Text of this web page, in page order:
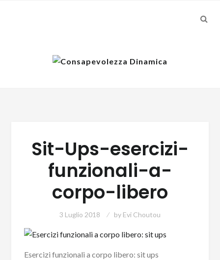
Sit-Ups-esercizi-
funzionali-a-
corpo-libero
3 Luglio 2018 by Evi Choutou
Esercizi funzionali a corpo libero: sit ups